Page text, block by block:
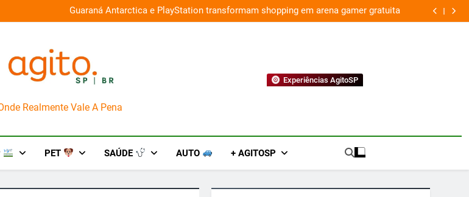
de até 50% Guaraná Antarctica e PlayStation transformam shopping em arena gamer gratuita
Realmente Vale A Pena
Experiências AgitoSP
PET SAÚDE AUTO + AGITOSP